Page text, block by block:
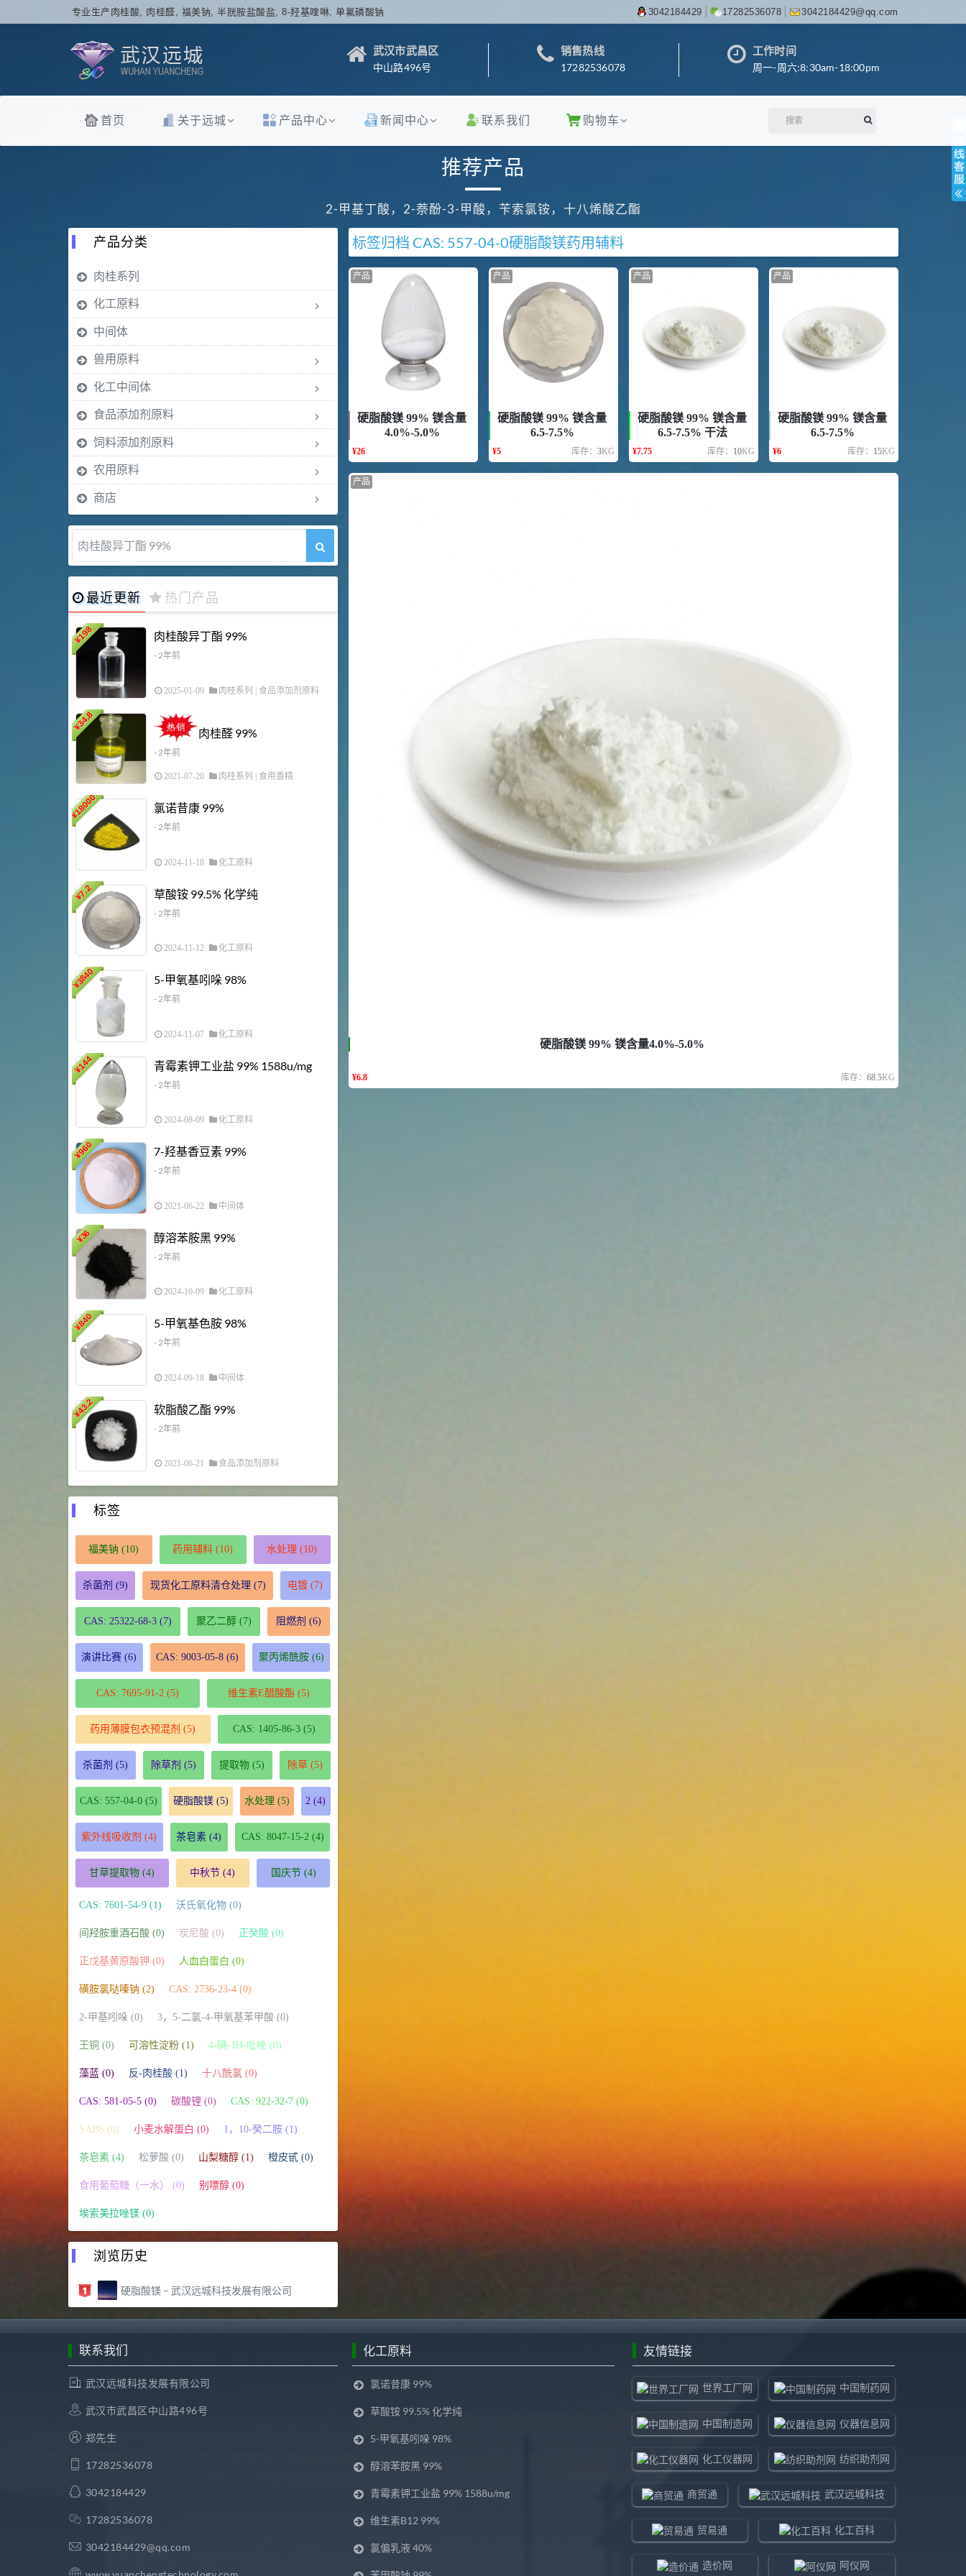
专业生产肉桂酸, 肉桂醛, 福美钠, 半胱胺盐酸盐, 8-羟基喹啉, 单氟磷酸钠 3042184429 17282536078 3042184429@qq.com
武汉市武昌区
中山路496号
销售热线
17282536078
工作时间
周一-周六:8:30am-18:00pm
首页 关于远城 产品中心 新闻中心 联系我们 购物车
推荐产品
2-甲基丁酸，2-萘酚-3-甲酸，苄索氯铵，十八烯酸乙酯
标签归档 CAS: 557-04-0硬脂酸镁药用辅料
产品
硬脂酸镁 99% 镁含量
4.0%-5.0%
¥26
产品
硬脂酸镁 99% 镁含量
6.5-7.5%
¥5 库存： 3KG
产品
硬脂酸镁 99% 镁含量
6.5-7.5% 干法
¥7.75 库存： 10KG
产品
硬脂酸镁 99% 镁含量
6.5-7.5%
¥6 库存： 15KG
产品
硬脂酸镁 99% 镁含量4.0%-5.0%
¥6.8 库存： 68.5KG
产品分类
肉桂系列
化工原料
中间体
兽用原料
化工中间体
食品添加剂原料
饲料添加剂原料
农用原料
商店
肉桂醛 99%
最近更新 热门产品
¥
198 肉桂酸异丁酯 99%
- 2年前
2025-01-09 肉桂系列 | 食品添加剂原料
¥
34.8
肉桂醛 99%
- 2年前
2021-07-20 肉桂系列 食用香精
¥
18000 氯诺昔康 99%
- 2年前
2024-11-18 化工原料
¥
7.2 草酸铵 99.5% 化学纯
- 2年前
2024-11-12 化工原料
¥
3840 5-甲氧基吲哚 98%
- 2年前
2024-11-07 化工原料
¥
144 青霉素钾工业盐 99% 1588u/mg
- 2年前
2024-08-09 化工原料
¥
960 7-羟基香豆素 99%
- 2年前
2021-06-22 中间体
¥
36 醇溶苯胺黑 99%
- 2年前
2024-10-09 化工原料
¥
840 5-甲氧基色胺 98%
- 2年前
2024-09-18 中间体
¥
43.2 软脂酸乙酯 99%
- 2年前
2021-06-21 食品添加剂原料
2021-05-25
乙酸橙花酯 99%
化工原料
多效唑 90%
浏览量 - 4.4w
2021-07-07 植物生长调节剂
N-羟甲基丙烯酰胺 98% NMA
标签
福美钠 (10) 药用辅料 (10) 水处理 (10)
杀菌剂 (9) 现货化工原料清仓处理 (7) 电镀 (7)
CAS: 25322-68-3(7) 聚乙二醇(7) 阻燃剂 (6)
演讲比赛 (6) CAS: 9003-05-8 (6) 聚丙烯酰胺(6)
CAS: 7695-91-2(5) 维生素E醋酸酯(5)
药用薄膜包衣预混剂 (5) CAS: 1405-86-3(5)
杀菌剂 (5) 除草剂 (5) 提取物(5) 除草(5)
CAS: 557-04-0(5) 硬脂酸镁(5) 水处理 (5) 2 (4)
紫外线吸收剂 (4) 茶皂素 (4) CAS: 8047-15-2(4)
甘草提取物 (4) 中秋节 (4) 国庆节(4)
CAS: 7601-54-9 (1) 沃氏氧化物 (0)
间羟胺重酒石酸 (0) 炭尼酸 (0) 正癸酸 (0)
正戊基黄原酸钾 (0) 人血白蛋白 (0)
磺胺氯哒嗪钠 (2) CAS: 2736-23-4 (0)
2-甲基吲哚 (0) 3，5-二氯-4-甲氧基苯甲酸 (0)
王铜 (0) 可溶性淀粉 (1) 4-碘-1H-吡唑 (0)
藻蓝 (0) 反-肉桂酸 (1) 十八酰氯 (0)
CAS: 581-05-5 (0) 碳酸锂 (0) CAS: 922-32-7 (0)
SABS (0) 小麦水解蛋白 (0) 1，10-癸二胺 (1)
茶皂素 (4) 松萝酸 (0) 山梨糖醇 (1) 橙皮甙 (0)
食用葡萄糖（一水） (0) 别嘌醇 (0)
埃索美拉唑镁 (0)
浏览历史
硬脂酸镁 – 武汉远城科技发展有限公司
联系我们
武汉远城科技发展有限公司
武汉市武昌区中山路496号
郑先生
17282536078
3042184429
17282536078
3042184429@qq.com
化工原料
氯诺昔康 99%
草酸铵 99.5% 化学纯
5-甲氧基吲哚 98%
醇溶苯胺黑 99%
青霉素钾工业盐 99% 1588u/mg
维生素B12 99%
氯偏乳液 40%
友情链接
世界工厂网 中国制药网
中国制造网 仪器信息网
化工仪器网 纺织助剂网
商贸通 武汉远城科技
贸易通 化工百科
造价网 阿仪网